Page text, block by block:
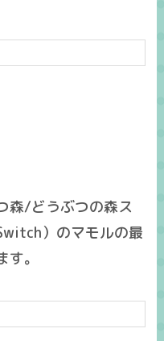
森/どうぶつの森ス
）のマモルの最
。